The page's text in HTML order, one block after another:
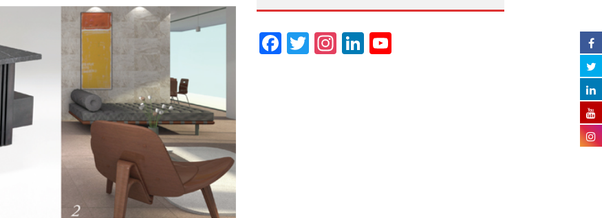
Facebook
Twitter
Instagram
LinkedIn